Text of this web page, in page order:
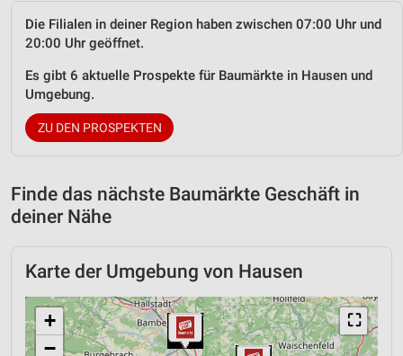
Die Filialen in deiner Region haben zwischen 07:00 Uhr und
20:00 Uhr geöffnet.
Es gibt 6 aktuelle Prospekte für Baumärkte in Hausen und
Umgebung.
ZU DEN PROSPEKTEN
Finde das nächste Baumärkte Geschäft in
deiner Nähe
Karte der Umgebung von Hausen
⛶
+
−